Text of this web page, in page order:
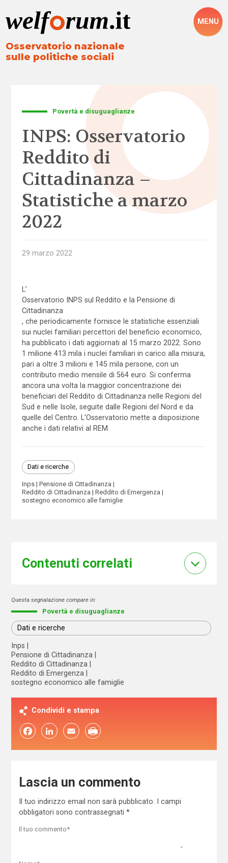
Osservatorio nazionale
sulle politiche sociali
MENU
Povertà e disuguaglianze
INPS: Osservatorio
Reddito di
Cittadinanza –
Statistiche a marzo
2022
29 marzo 2022
L’
Osservatorio INPS sul Reddito e la Pensione di
Cittadinanza
, che periodicamente fornisce le statistiche essenziali
sui nuclei familiari percettori del beneficio economico,
ha pubblicato i dati aggiornati al 15 marzo 2022. Sono
1 milione 413 mila i nuclei familiari in carico alla misura,
pari a oltre 3 milioni e 145 mila persone, con un
contributo medio mensile di 564 euro. Si conferma
ancora una volta la maggior concentrazione dei
beneficiari del Reddito di Cittadinanza nelle Regioni del
Sud e nelle Isole, seguite dalle Regioni del Nord e da
quelle del Centro. L’Osservatorio mette a disposizione
anche i dati relativi al REM.
Dati e ricerche
Inps
Pensione di Cittadinanza
Reddito di Cittadinanza
Reddito di Emergenza
sostegno economico alle famiglie
Contenuti correlati
Questa segnalazione compare in:
Povertà e disuguaglianze
Dati e ricerche
Inps
Pensione di Cittadinanza
Reddito di Cittadinanza
Reddito di Emergenza
sostegno economico alle famiglie
Condividi e stampa
FacebookLinkedIn Email
Lascia un commento
Il tuo indirizzo email non sarà pubblicato.
I campi
obbligatori sono contrassegnati *